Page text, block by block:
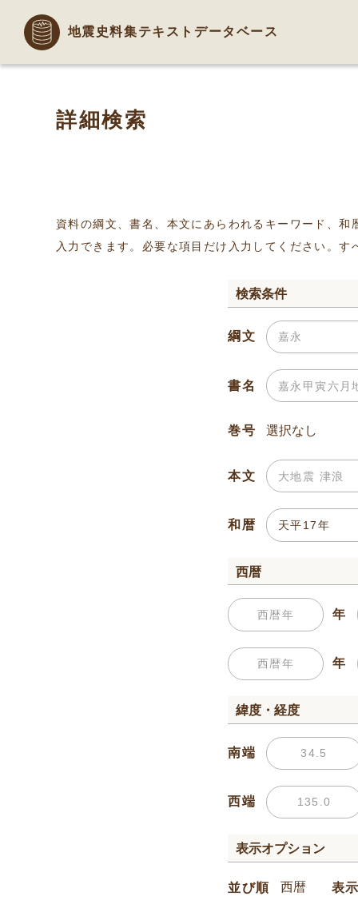
地震史料集テキストデータベース
詳細検索
資料の綱文、書名、本文にあらわれるキーワード、
入力できます。必要な項目だけ入力してください。
検索条件
綱文
書名
巻号
本文
和暦
西暦
年
年
緯度・経度
南端
西端
表示オプション
並び順 表